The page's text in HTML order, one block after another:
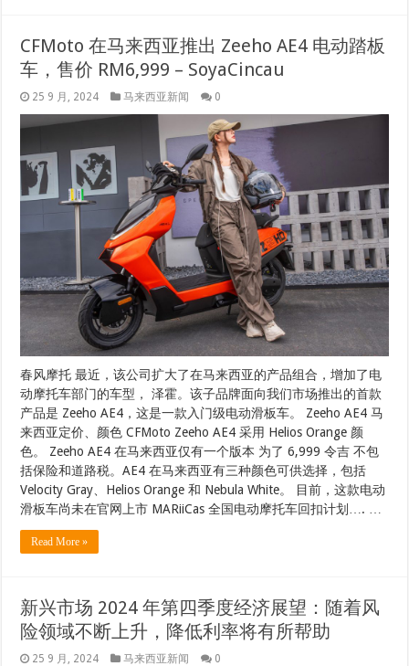
CFMoto 在马来西亚推出 Zeeho AE4 电动踏板
车，售价 RM6,999 – SoyaCincau
25 9 月, 2024 马来西亚新闻 0
春风摩托 最近，该公司扩大了在马来西亚的产品组合，增加了电
动摩托车部门的车型， 泽霍。该子品牌面向我们市场推出的首款
产品是 Zeeho AE4，这是一款入门级电动滑板车。 Zeeho AE4 马
来西亚定价、颜色 CFMoto Zeeho AE4 采用 Helios Orange 颜
色。 Zeeho AE4 在马来西亚仅有一个版本 为了 6,999 令吉 不包
括保险和道路税。AE4 在马来西亚有三种颜色可供选择，包括
Velocity Gray、Helios Orange 和 Nebula White。 目前，这款电动
滑板车尚未在官网上市 MARiiCas 全国电动摩托车回扣计划…. …
Read More »
新兴市场 2024 年第四季度经济展望：随着风
险领域不断上升，降低利率将有所帮助
25 9 月, 2024 马来西亚新闻 0